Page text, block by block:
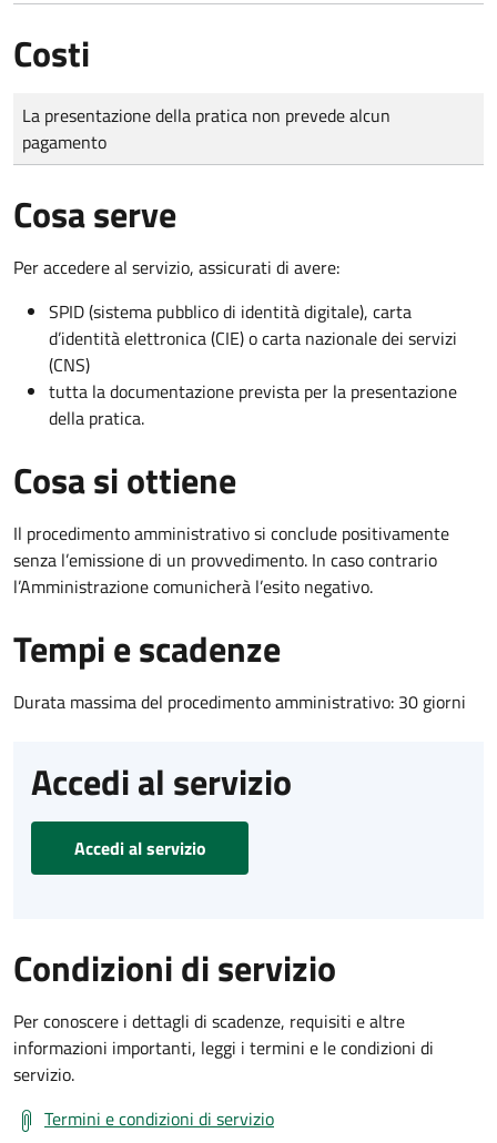
Costi
Tipo di pagamento
Importo
La presentazione della pratica non prevede alcun
pagamento
Cosa serve
Per accedere al servizio, assicurati di avere:
SPID (sistema pubblico di identità digitale), carta
d’identità elettronica (CIE) o carta nazionale dei servizi
(CNS)
tutta la documentazione prevista per la presentazione
della pratica.
Cosa si ottiene
Il procedimento amministrativo si conclude positivamente
senza l’emissione di un provvedimento. In caso contrario
l’Amministrazione comunicherà l’esito negativo.
Tempi e scadenze
Durata massima del procedimento amministrativo: 30 giorni
Accedi al servizio
Accedi al servizio
Condizioni di servizio
Per conoscere i dettagli di scadenze, requisiti e altre
informazioni importanti, leggi i termini e le condizioni di
servizio.
Termini e condizioni di servizio